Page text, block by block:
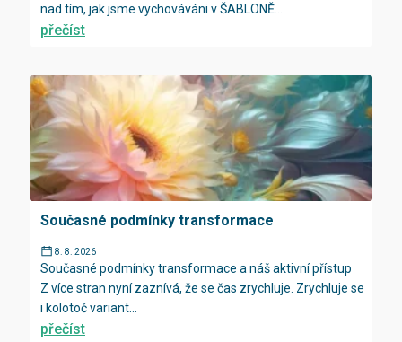
nad tím, jak jsme vychováváni v ŠABLONĚ...
přečíst
Současné podmínky transformace
8. 8. 2026
Současné podmínky transformace a náš aktivní přístup
Z více stran nyní zaznívá, že se čas zrychluje. Zrychluje se
i kolotoč variant...
přečíst